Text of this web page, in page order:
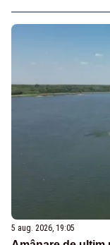
5 aug. 2026, 19:05